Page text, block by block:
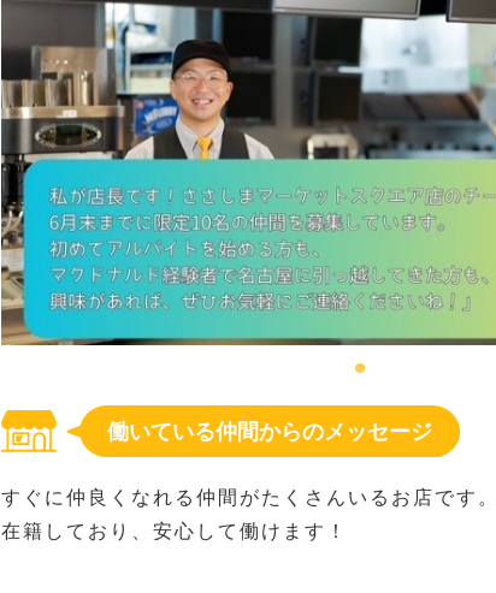
働いている仲間からのメッセージ
すぐに仲良くなれる仲間がたくさんいるお店です
在籍しており、安心して働けます！